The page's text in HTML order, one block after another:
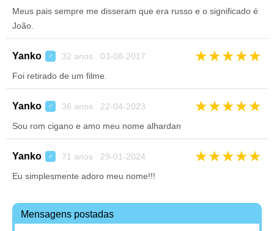
Meus pais sempre me disseram que era russo e o significado é
João.
Yanko ♂ 32 anos 03-08-2017 ★★★★★
Foi retirado de um filme.
Yanko ♂ 36 anos 22-04-2023 ★★★★★
Sou rom cigano e amo meu nome alhardan
Yanko ♂ 71 anos 29-01-2024 ★★★★★
Eu simplesmente adoro meu nome!!!
Mensagens postadas